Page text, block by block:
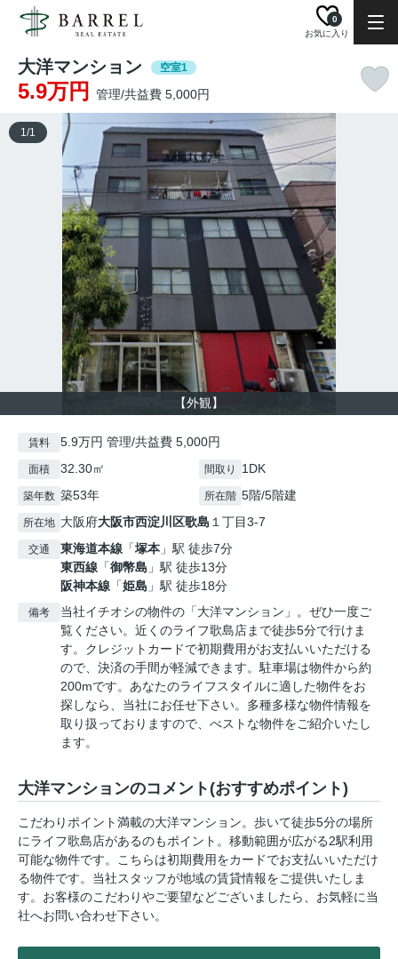
お気に入り
0
大洋マンション 空室1
5.9万円 管理/共益費 5,000円
【外観】
1/1
賃料 5.9万円 管理/共益費 5,000円
面積 32.30㎡ 間取り 1DK
築年数 築53年 所在階 5階/5階建
所在地 大阪府大阪市西淀川区歌島 １丁目3-7
交通 東海道本線 「塚本 」駅 徒歩7分
東西線 「御幣島 」駅 徒歩13分
阪神本線 「姫島 」駅 徒歩18分
備考
当社イチオシの物件の「大洋マンション」。ぜひ一度ご
覧ください。近くのライフ歌島店まで徒歩5分で行けま
す。クレジットカードで初期費用がお支払いいただける
ので、決済の手間が軽減できます。駐車場は物件から約
200mです。あなたのライフスタイルに適した物件をお
探しなら、当社にお任せ下さい。多種多様な物件情報を
取り扱っておりますので、べストな物件をご紹介いたし
ます。
大洋マンションのコメント(おすすめポイント)
こだわりポイント満載の大洋マンション。歩いて徒歩5分の場所
にライフ歌島店があるのもポイント。移動範囲が広がる2駅利用
可能な物件です。こちらは初期費用をカードでお支払いいただけ
る物件です。当社スタッフが地域の賃貸情報をご提供いたしま
す。お客様のこだわりやご要望などございましたら、お気軽に当
社へお問い合わせ下さい。